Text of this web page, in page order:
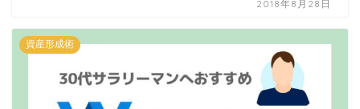
2018年8月28日
資産形成術